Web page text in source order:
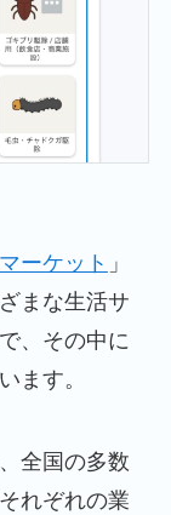
ーケット 」
まな生活サ
、その中に
ます。
全国の多数
れぞれの業